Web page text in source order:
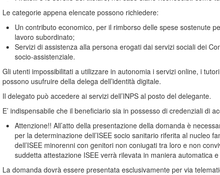
Le categorie appena elencate possono richiedere:
Un contributo economico, per il rimborso delle spese sostenute
lavoro subordinato;
Servizi di assistenza alla persona erogati dai servizi sociali dei
socio-assistenziale.
Gli utenti impossibilitati a utilizzare in autonomia i servizi online, i
possono usufruire della delega dell’identità digitale.
Il delegato può accedere ai servizi dell’INPS al posto del delegante.
E’ indispensabile che il beneficiario sia in possesso di credenziali di
Attenzione!! All’atto della presentazione della domanda è
per la determinazione dell’ISEE socio sanitario riferita al nucleo
dell’ISEE minorenni con genitori non coniugati tra loro e non
suddetta attestazione ISEE verrà rilevata in maniera automatica
La domanda dovrà essere presentata esclusivamente per via